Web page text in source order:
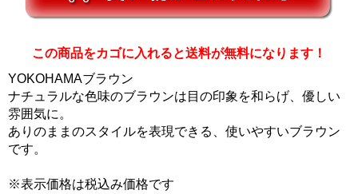
この商品をカゴに入れると送料が無料になります！
YOKOHAMAブラウン
ナチュラルな色味のブラウンは目の印象を和らげ、優しい
雰囲気に。
ありのままのスタイルを表現できる、使いやすいブラウン
です。
※表示価格は税込み価格です